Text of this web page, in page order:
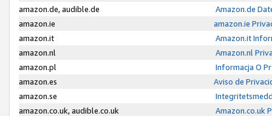
amazon.de, audible.de
Amazon.de
amazon.ie
amazon.ie
amazon.it
Amazon.it
amazon.nl
Amazon.nl
amazon.pl
Informacja O
amazon.es
Aviso de
amazon.se
amazon.co.uk, audible.co.uk
Amazon.co.uk